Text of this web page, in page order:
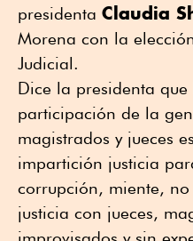
presidenta Claudia
Morena con la
Judicial.
Dice la presidenta
participación de la
magistrados y jueces
impartición justicia
corrupción, miente,
justicia con jueces,